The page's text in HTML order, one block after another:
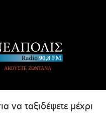
ΑΚΟΥΣΤΕ ΖΩΝΤΑΝΑ
να ταξιδέψετε μέχρι